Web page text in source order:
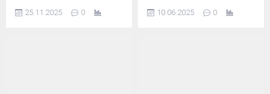
Kadına Yönelik Şiddete
25.11.2025 0
sergisine katıldı.
10.06.2025 0